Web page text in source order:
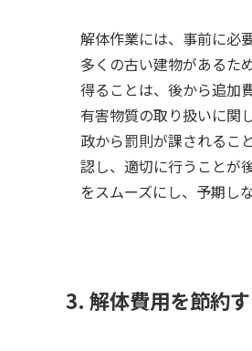
解体作業には、事前に必
多くの古い建物があるた
得ることは、後から追加
有害物質の取り扱いに関
政から罰則が課されるこ
認し、適切に行うことが
をスムーズにし、予期し
3. 解体費用を節約